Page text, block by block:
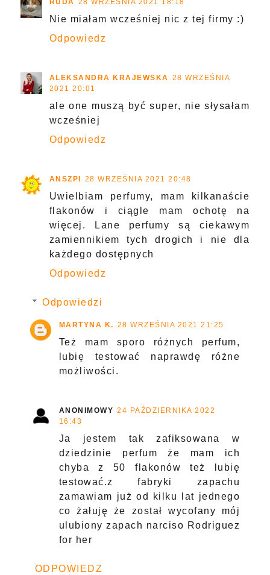
RUDA 28 WRZEŚNIA 2021 18:18
Nie miałam wcześniej nic z tej firmy :)
Odpowiedz
ALEKSANDRA KRAJEWSKA 28 WRZEŚNIA
2021 20:01
ale one muszą być super, nie słysałam
wcześniej
Odpowiedz
ANSZPI 28 WRZEŚNIA 2021 20:48
Uwielbiam perfumy, mam kilkanaście
flakonów i ciągle mam ochotę na
więcej. Lane perfumy są ciekawym
zamiennikiem tych drogich i nie dla
każdego dostępnych
Odpowiedz
Odpowiedzi
MARTYNA K. 28 WRZEŚNIA 2021 21:25
Też mam sporo różnych perfum,
lubię testować naprawdę różne
możliwości.
ANONIMOWY 24 PAŹDZIERNIKA 2022
16:43
Ja jestem tak zafiksowana w
dziedzinie perfum że mam ich
chyba z 50 flakonów też lubię
testować.z fabryki zapachu
zamawiam już od kilku lat jednego
co żałuję że został wycofany mój
ulubiony zapach narciso Rodriguez
for her
ODPOWIEDZ